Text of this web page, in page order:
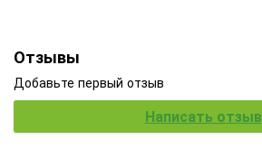
Отзывы
Добавьте первый отзыв
Написать отзыв